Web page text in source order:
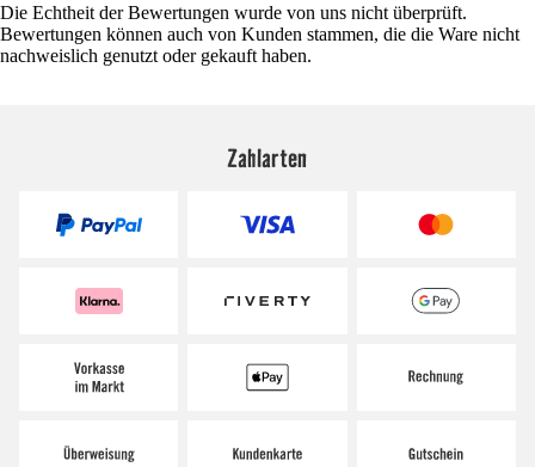
Die Echtheit der Bewertungen wurde von uns nicht überprüft.
Bewertungen können auch von Kunden stammen, die die Ware nicht
nachweislich genutzt oder gekauft haben.
Zahlarten